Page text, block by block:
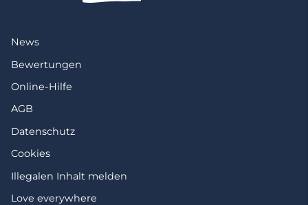
News
Bewertungen
Online-Hilfe
AGB
Datenschutz
Cookies
Illegalen Inhalt melden
Love everywhere